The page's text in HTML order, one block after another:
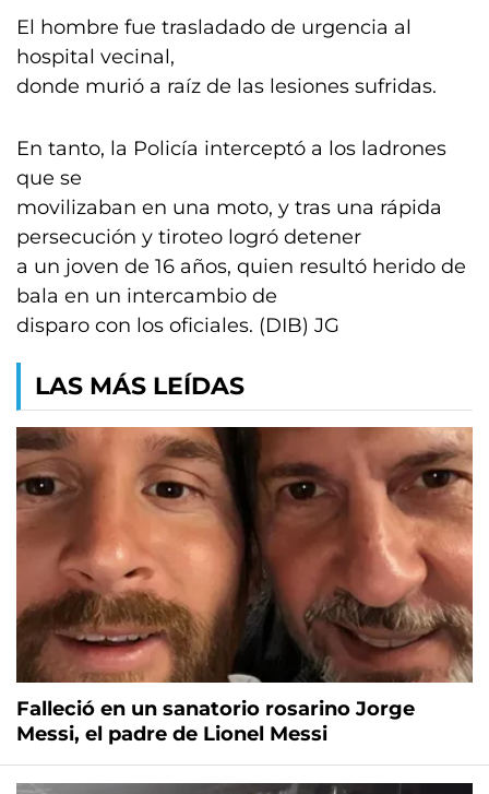
El hombre fue trasladado de urgencia al
hospital vecinal,
donde murió a raíz de las lesiones sufridas.
En tanto, la Policía interceptó a los ladrones
que se
movilizaban en una moto, y tras una rápida
persecución y tiroteo logró detener
a un joven de 16 años, quien resultó herido de
bala en un intercambio de
disparo con los oficiales. (DIB) JG
LAS MÁS LEÍDAS
Falleció en un sanatorio rosarino Jorge
Messi, el padre de Lionel Messi